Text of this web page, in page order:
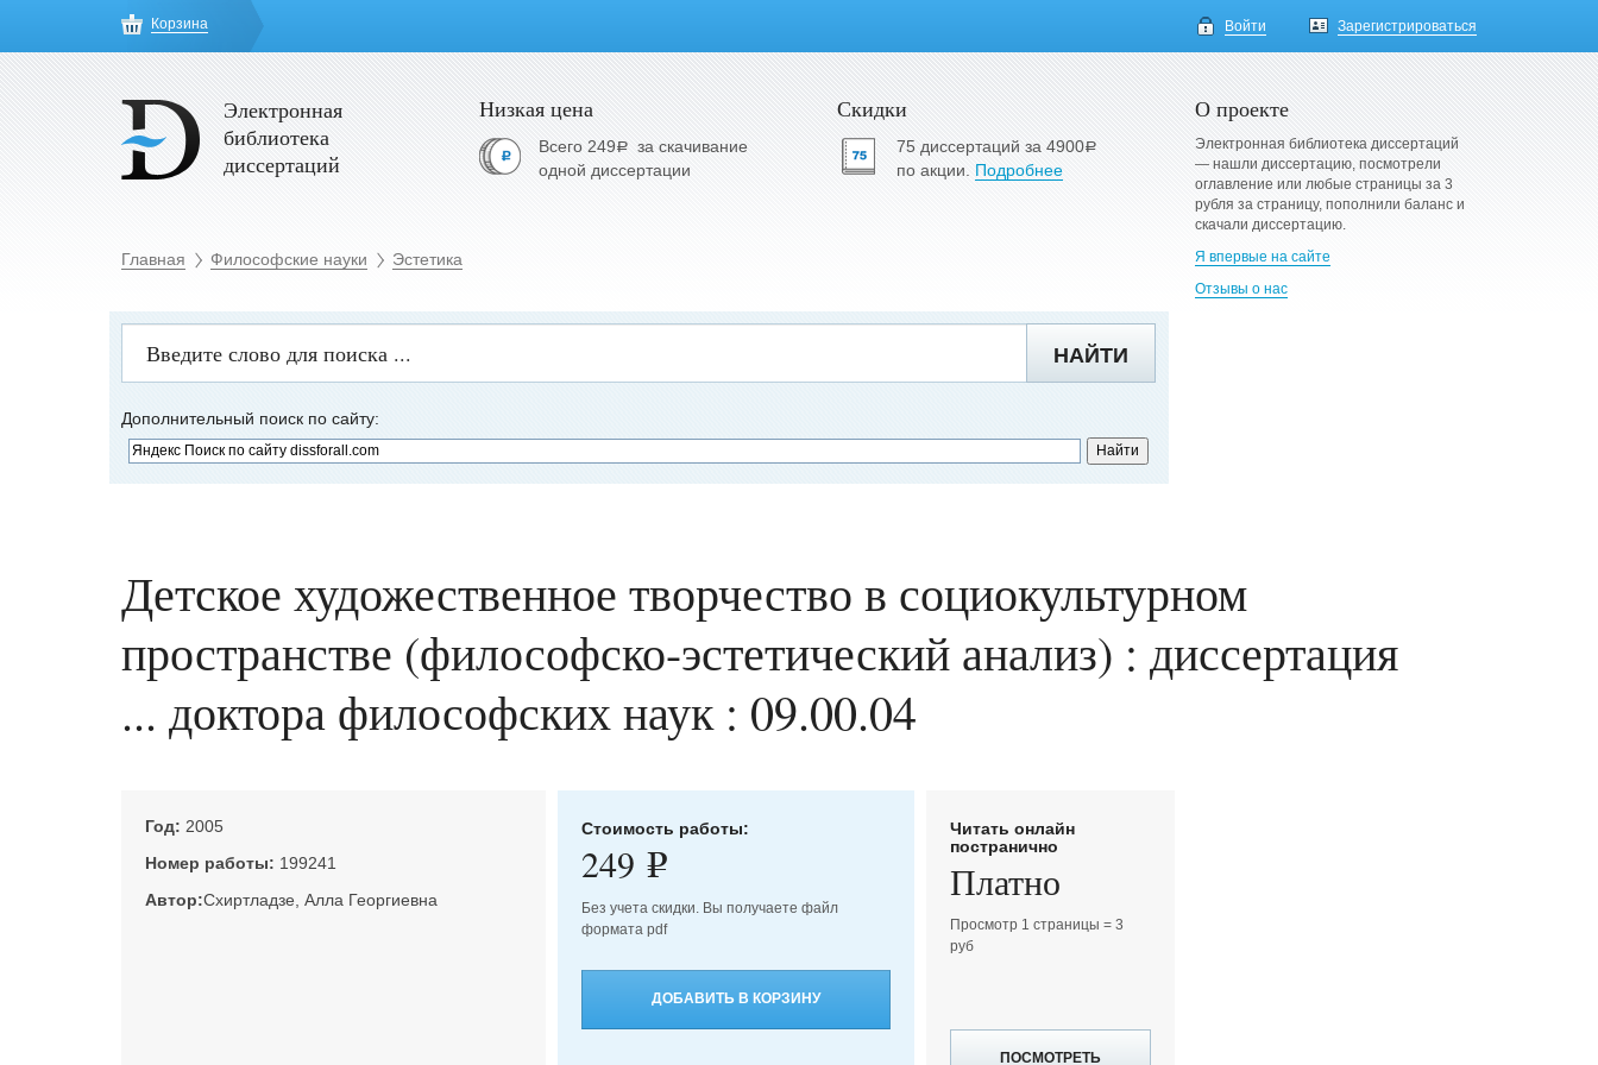
Корзина Войти Зарегистрироваться
Электронная
библиотека
диссертаций
Низкая цена
Всего 249a за скачивание
одной диссертации
Скидки
75 диссертаций за 4900a
по акции. Подробнее
Главная Философские науки Эстетика
О проекте
Электронная библиотека диссертаций
— нашли диссертацию, посмотрели
оглавление или любые страницы за 3
рубля за страницу, пополнили баланс и
скачали диссертацию.
Я впервые на сайте
Отзывы о нас
НАЙТИ
Дополнительный поиск по сайту:
Детское художественное творчество в социокультурном
пространстве (философско-эстетический анализ) : диссертация
... доктора философских наук : 09.00.04
Год: 2005
Номер работы: 199241
Автор:Схиртладзе, Алла Георгиевна
Стоимость работы:
249 e
Без учета скидки. Вы получаете файл
формата pdf
ДОБАВИТЬ В КОРЗИНУ
Читать онлайн
постранично
Платно
Просмотр 1 страницы = 3
руб
ПОСМОТРЕТЬ